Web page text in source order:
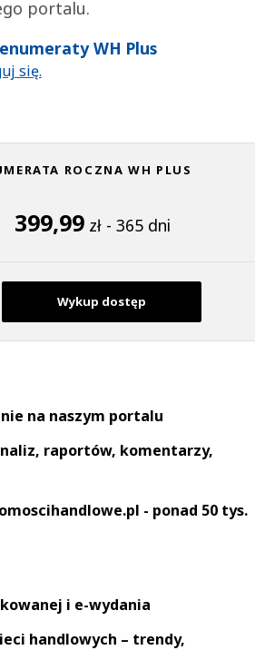
portalu.
WH Plus
się.
ROCZNA WH PLUS
399,99 zł - 365 dni
Wykup dostęp
na naszym portalu
raportów, komentarzy,
- ponad 50 tys.
i e-wydania
handlowych – trendy,